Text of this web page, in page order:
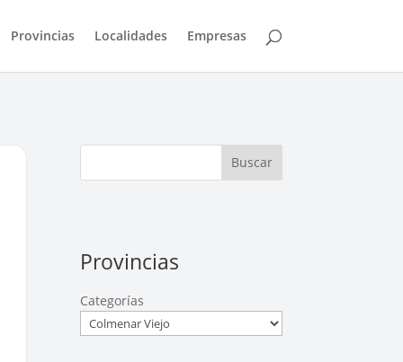
Provincias Localidades Empresas
Buscar
Provincias
Categorías